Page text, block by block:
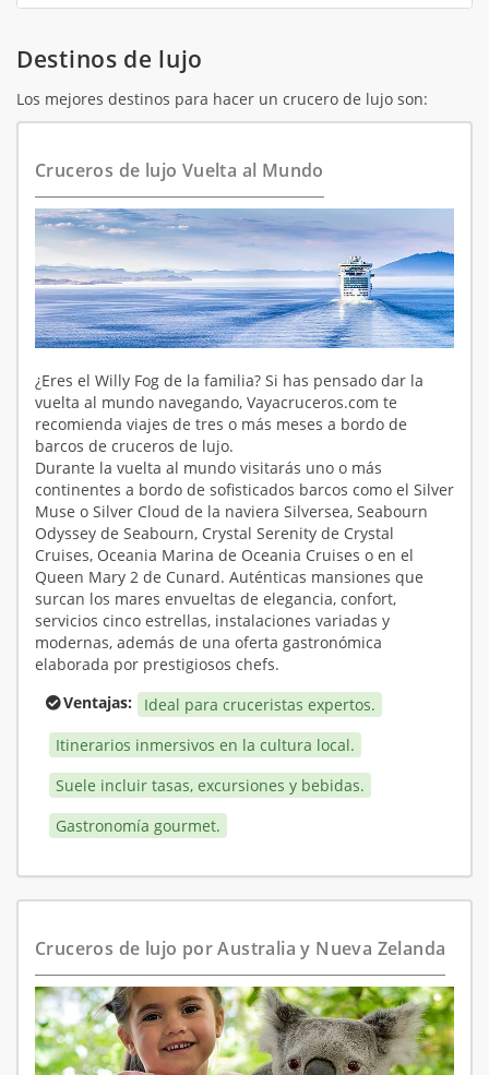
Destinos de lujo
Los mejores destinos para hacer un crucero de lujo son:
Cruceros de lujo Vuelta al Mundo
¿Eres el Willy Fog de la familia? Si has pensado dar la
vuelta al mundo navegando, Vayacruceros.com te
recomienda viajes de tres o más meses a bordo de
barcos de cruceros de lujo.
Durante la vuelta al mundo visitarás uno o más
continentes a bordo de sofisticados barcos como el Silver
Muse o Silver Cloud de la naviera Silversea, Seabourn
Odyssey de Seabourn, Crystal Serenity de Crystal
Cruises, Oceania Marina de Oceania Cruises o en el
Queen Mary 2 de Cunard. Auténticas mansiones que
surcan los mares envueltas de elegancia, confort,
servicios cinco estrellas, instalaciones variadas y
modernas, además de una oferta gastronómica
elaborada por prestigiosos chefs.
Ventajas:
Ideal para cruceristas expertos.
Itinerarios inmersivos en la cultura local.
Suele incluir tasas, excursiones y bebidas.
Gastronomía gourmet.
Cruceros de lujo por Australia y Nueva Zelanda